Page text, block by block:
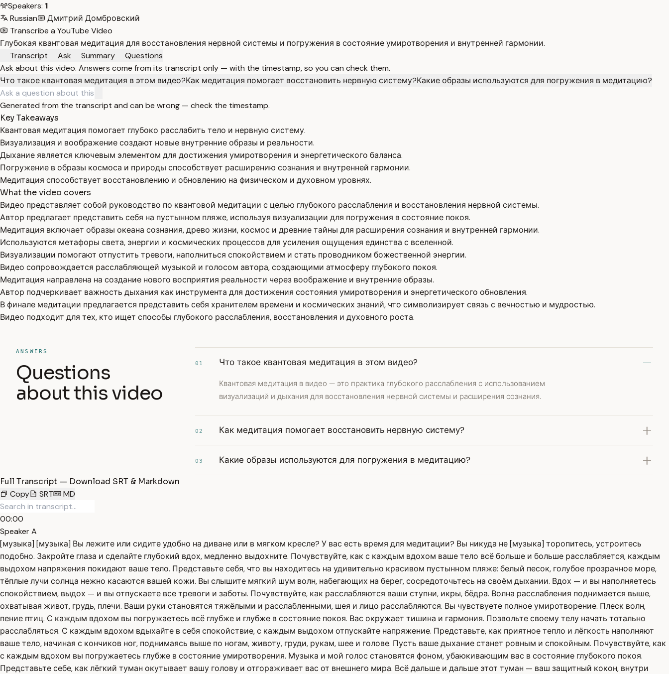
Speakers: 1
Russian
Дмитрий Домбровский
Transcribe a YouTube Video
Глубокая квантовая медитация для восстановления нервной системы и погружения в состояние умиротворения и внутренней гармонии.
Transcript
Ask Summary
Questions
Ask about this video. Answers come from its transcript only — with the timestamp, so you can check them.
Что такое квантовая медитация в этом видео?Как медитация помогает восстановить нервную систему?Какие образы используются для погружения в медитацию?
Generated from the transcript and can be wrong — check the timestamp.
Key Takeaways
Квантовая медитация помогает глубоко расслабить тело и нервную систему.
Визуализация и воображение создают новые внутренние образы и реальности.
Дыхание является ключевым элементом для достижения умиротворения и энергетического баланса.
Погружение в образы космоса и природы способствует расширению сознания и внутренней гармонии.
Медитация способствует восстановлению и обновлению на физическом и духовном уровнях.
What the video covers
Видео представляет собой руководство по квантовой медитации с целью глубокого расслабления и восстановления нервной системы.
Автор предлагает представить себя на пустынном пляже, используя визуализации для погружения в состояние покоя.
Медитация включает образы океана сознания, древо жизни, космос и древние тайны для расширения сознания и внутренней гармонии.
Используются метафоры света, энергии и космических процессов для усиления ощущения единства с вселенной.
Визуализации помогают отпустить тревоги, наполниться спокойствием и стать проводником божественной энергии.
Видео сопровождается расслабляющей музыкой и голосом автора, создающими атмосферу глубокого покоя.
Медитация направлена на создание нового восприятия реальности через воображение и внутренние образы.
Автор подчеркивает важность дыхания как инструмента для достижения состояния умиротворения и энергетического обновления.
В финале медитации предлагается представить себя хранителем времени и космических знаний, что символизирует связь с вечностью и мудростью.
Видео подходит для тех, кто ищет способы глубокого расслабления, восстановления и духовного роста.
ANSWERS
Questions
about this video
01 Что такое квантовая медитация в этом видео?
Квантовая медитация в видео — это практика глубокого расслабления с использованием
визуализаций и дыхания для восстановления нервной системы и расширения сознания.
02 Как медитация помогает восстановить нервную систему?
03 Какие образы используются для погружения в медитацию?
Full Transcript — Download SRT & Markdown
Copy
SRT MD
00:00
Speaker A
[музыка] [музыка] Вы лежите или сидите удобно на диване или в мягком кресле? У вас есть время для медитации? Вы никуда не [музыка] торопитесь, устроитесь
подобно. Закройте глаза и сделайте глубокий вдох, медленно выдохните. Почувствуйте, как с каждым вдохом ваше тело всё больше и больше расслабляется, каждым
выдохом напряжения покидают ваше тело. Представьте себя, что вы находитесь на удивительно красивом пустынном пляже: белый песок, голубое прозрачное море,
тёплые лучи солнца нежно касаются вашей кожи. Вы слышите мягкий шум волн, набегающих на берег, сосредоточьтесь на своём дыхании. Вдох — и вы наполняетесь
спокойствием, выдох — и вы отпускаете все тревоги и заботы. Почувствуйте, как расслабляются ваши ступни, икры, бёдра. Волна расслабления поднимается выше,
охватывая живот, грудь, плечи. Ваши руки становятся тяжёлыми и расслабленными, шея и лицо расслабляются. Вы чувствуете полное умиротворение. Плеск волн,
пение птиц. С каждым вдохом вы погружаетесь всё глубже и глубже в состояние покоя. Вас окружает тишина и гармония. Позвольте своему телу начать тотально
расслабляться. С каждым вдохом вдыхайте в себя спокойствие, с каждым выдохом отпускайте напряжение. Представьте, как приятное тепло и лёгкость наполняют
ваше тело, начиная с кончиков ног, поднимаясь выше по ногам, животу, груди, рукам, шее и голове. Пусть ваше дыхание станет ровным и спокойным. Почувствуйте, как
с каждым вдохом вы погружаетесь глубже в состояние умиротворения. Музыка и мой голос становятся фоном, убаюкивающим вас в состояние глубокого покоя.
Представьте себе, как лёгкий туман окутывает вашу голову и отгораживает вас от внешнего мира. Всё дальше и дальше этот туман — ваш защитный кокон, внутри